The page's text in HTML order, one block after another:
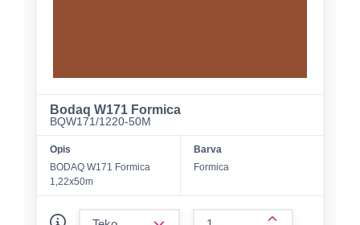
Bodaq W171 Formica
BQW171/1220-50M
Opis
BODAQ W171 Formica
1,22x50m
Barva
Formica